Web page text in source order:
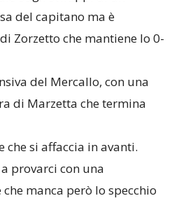
Zorzetto che mantiene lo 0-
di Marzetta che termina
provarci con una
manca però lo specchio
Jeraghese mantiene con